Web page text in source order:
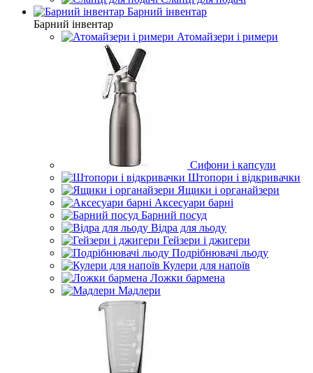
Барний інвентар
Барний інвентар
Атомайзери і римери
Сифони і капсули
Штопори і відкривачки
Ящики і органайзери
Аксесуари барні
Барний посуд
Відра для льоду
Гейзери і джигери
Подрібнювачі льоду
Кулери для напоїв
Ложки бармена
Мадлери